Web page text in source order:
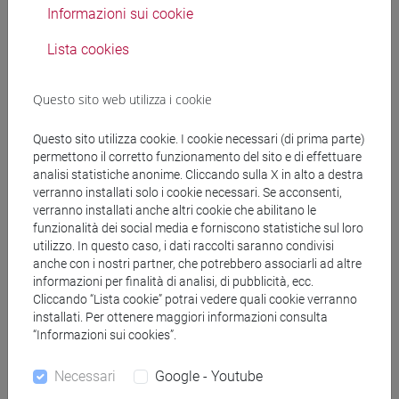
utile la lettura previa delle pagine da 23 a 44 del
manuale De Vecchis- Boria. Si portino con sé una
all'esercitazione nelle date previste, si prega di
dell’iscrizione all’appello prescelto, per concordare
in altro momento la modalità di assolvimento
dell’esercitazione. Ad ogni modo su Moodle sono
pubblicate le carte oggetto di esercitazione e le
istruzioni su quanto richiesto, che può essere
svolto anche autonomamente in sede d'esame
(con tempo aggiuntivo).
Questo programma è adatto anche a chi
appartiene a categorie protette alle quali non è
riproduzioni delle lezioni su Panopto (riservate a
Informazioni sui cookie
Lista cookies
Questo sito web utilizza i cookie
Questo sito utilizza cookie. I cookie necessari (di prima parte)
permettono il corretto funzionamento del sito e di effettuare
analisi statistiche anonime. Cliccando sulla X in alto a destra
verranno installati solo i cookie necessari. Se acconsenti,
verranno installati anche altri cookie che abilitano le
funzionalità dei social media e forniscono statistiche sul loro
utilizzo. In questo caso, i dati raccolti saranno condivisi
anche con i nostri partner, che potrebbero associarli ad altre
informazioni per finalità di analisi, di pubblicità, ecc.
Cliccando “Lista cookie” potrai vedere quali cookie verranno
installati. Per ottenere maggiori informazioni consulta
“Informazioni sui cookies”.
Necessari Google - Youtube